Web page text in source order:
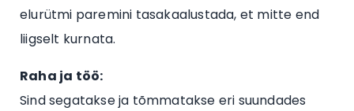
elurütmi paremini tasakaalustada, et mitte end
liigselt kurnata.
Raha ja töö:
Sind segatakse ja tõmmatakse eri suundades